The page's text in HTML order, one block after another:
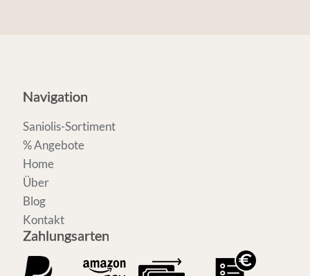
Navigation
Saniolis-Sortiment
% Angebote
Home
Über
Blog
Kontakt
Zahlungsarten